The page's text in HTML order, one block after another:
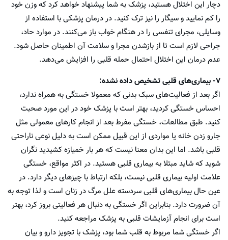
دچار این اختلال هستید، پزشک به شما پیشنهاد خواهد کرد که وزن خود
را کم نمایید و سیگار را نیز ترک کنید. در درمان پزشکی با استفاده از
وسایلی، مجرای تنفسی را در هنگام خواب باز می‌کنند. در موارد حاد،
جراحی لازم است تا از بازشدن مجرا و سلامت آن اطمینان حاصل شود.
عدم درمان این اختلال احتمال حمله قلبی را افزایش می‌دهد.
۷- بیماری‌های قلبی تشخیص داده نشده:
اگر بعد از فعالیت‌های سبک بدنی که معمولا خستگی به همراه ندارد،
احساس خستگی کردید، بهتر است با پزشک خود در این مورد صحبت
کنید. طبق مطالعات، خستگی مفرط بعد از انجام کارهای معمولی مثل
جارو زدن خانه یا مواردی از این قبیل ممکن است به دلیل نوعی ناراحتی
قلبی باشد. اما این بدان معنا نیست که هر بار خمیازه کشیدید نگران
شوید که شاید مبتلا به بیماری قلبی هستید. در اکثر مواقع، خستگی
علامت اولیه بیماری قلبی نیست، بلکه ارتباط با چیزهای دیگر دارد. در
عین حال بیماری‌های قلبی سردسته علل مرگ در زنان است و لذا توجه به
آن ضرورت دارد. بنابراین اگر خستگی به دنبال هر فعالیتی بروز کرد، بهتر
است برای انجام آزمایشات قلبی به پزشک مراجعه کنید.
اگر خستگی شما مربوط به قلب شما بود، پزشک با تجویز دارو و بیان